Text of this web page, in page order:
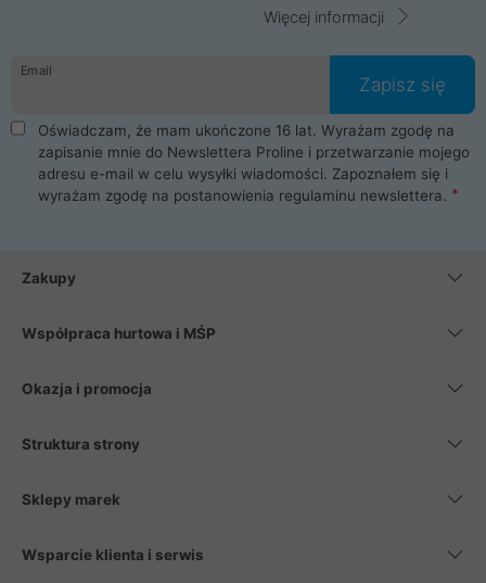
Więcej informacji
Email
Zapisz się
Oświadczam, że mam ukończone 16 lat. Wyrażam zgodę na
zapisanie mnie do Newslettera Proline i przetwarzanie mojego
adresu e-mail w celu wysyłki wiadomości. Zapoznałem się i
wyrażam zgodę na postanowienia regulaminu newslettera.
Zakupy
Współpraca hurtowa i MŚP
Okazja i promocja
Struktura strony
Sklepy marek
Wsparcie klienta i serwis